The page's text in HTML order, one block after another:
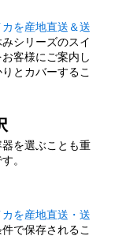
カを産地直送＆送
シリーズのスイ
客様にご案内し
とカバーするこ
を選ぶことも重
。
カを産地直送・送
で保存されるこ